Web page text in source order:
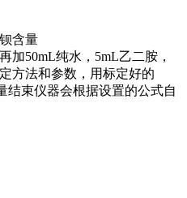
含量
加50mL纯水，5mL乙二胺，
方法和参数，用标定好的
结束仪器会根据设置的公式自